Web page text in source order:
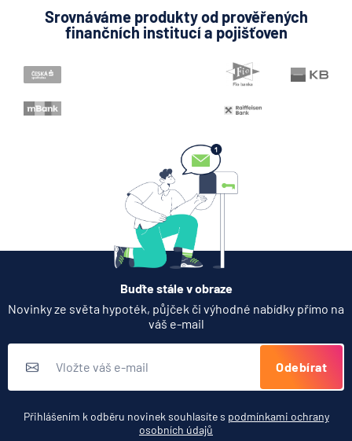
Zastoupení zahraniční banky
Konstantní symbol
KYC (Know Your Customer)
Srovnáváme produkty od prověřených
finančních institucí a pojišťoven
Buďte stále v obraze
Novinky ze světa hypoték, půjček či výhodné nabídky přímo na
váš e-mail
Odebírat
Přihlášením k odběru novinek souhlasíte s podmínkami ochrany
osobních údajů